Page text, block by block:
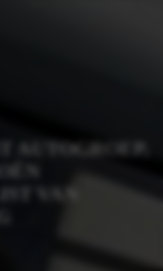
AUTOGROEP,
VAN